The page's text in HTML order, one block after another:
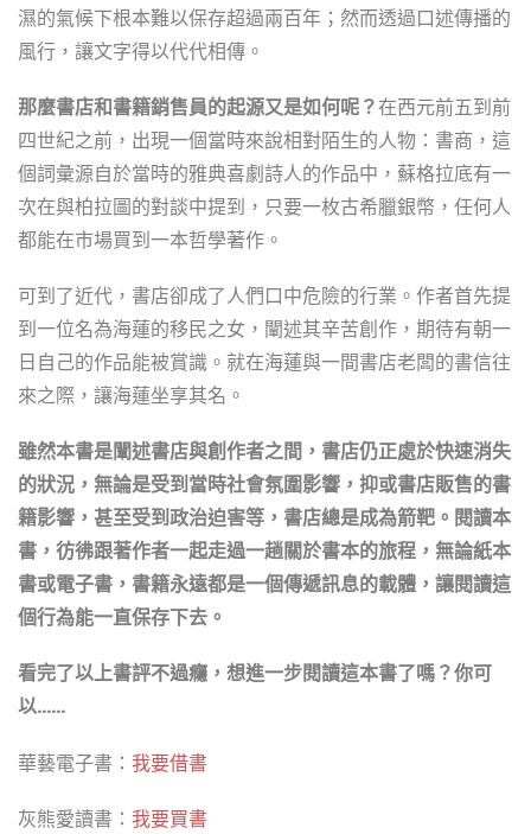
濕的氣候下根本難以保存超過兩百年；然而透過口述傳播的
風行，讓文字得以代代相傳。
那麼書店和書籍銷售員的起源又是如何呢？在西元前五到前
四世紀之前，出現一個當時來說相對陌生的人物：書商，這
個詞彙源自於當時的雅典喜劇詩人的作品中，蘇格拉底有一
次在與柏拉圖的對談中提到，只要一枚古希臘銀幣，任何人
都能在市場買到一本哲學著作。
可到了近代，書店卻成了人們口中危險的行業。作者首先提
到一位名為海蓮的移民之女，闡述其辛苦創作，期待有朝一
日自己的作品能被賞識。就在海蓮與一間書店老闆的書信往
來之際，讓海蓮坐享其名。
雖然本書是闡述書店與創作者之間，書店仍正處於快速消失
的狀況，無論是受到當時社會氛圍影響，抑或書店販售的書
籍影響，甚至受到政治迫害等，書店總是成為箭靶。閱讀本
書，彷彿跟著作者一起走過一趟關於書本的旅程，無論紙本
書或電子書，書籍永遠都是一個傳遞訊息的載體，讓閱讀這
個行為能一直保存下去。
看完了以上書評不過癮，想進一步閱讀這本書了嗎？你可
以……
華藝電子書： 我要借書
灰熊愛讀書： 我要買書